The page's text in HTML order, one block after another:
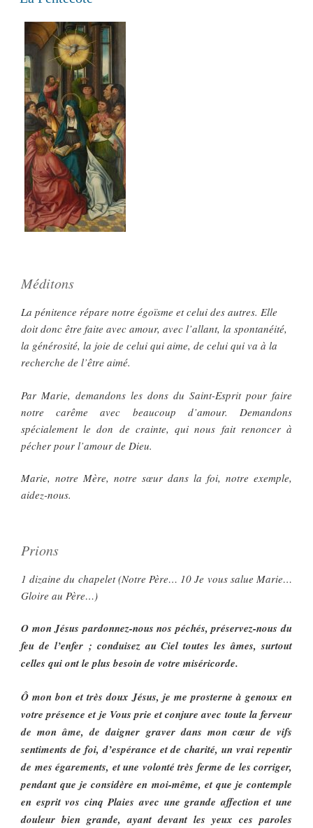
Méditons
La pénitence répare notre égoïsme et celui des autres. Elle
doit donc être faite avec amour, avec l’allant, la spontanéité,
la générosité, la joie de celui qui aime, de celui qui va à la
recherche de l’être aimé.
Par Marie, demandons les dons du Saint-Esprit pour faire
notre carême avec beaucoup d’amour. Demandons
spécialement le don de crainte, qui nous fait renoncer à
pécher pour l’amour de Dieu.
Marie, notre Mère, notre sœur dans la foi, notre exemple,
aidez-nous.
Prions
1 dizaine du chapelet (Notre Père… 10 Je vous salue Marie…
Gloire au Père…)
O mon Jésus pardonnez-nous nos péchés, préservez-nous du
feu de l’enfer ; conduisez au Ciel toutes les âmes, surtout
celles qui ont le plus besoin de votre miséricorde.
Ô mon bon et très doux Jésus, je me prosterne à genoux en
votre présence et je Vous prie et conjure avec toute la ferveur
de mon âme, de daigner graver dans mon cœur de vifs
sentiments de foi, d’espérance et de charité, un vrai repentir
de mes égarements, et une volonté très ferme de les corriger,
pendant que je considère en moi-même, et que je contemple
en esprit vos cinq Plaies avec une grande affection et une
douleur bien grande, ayant devant les yeux ces paroles